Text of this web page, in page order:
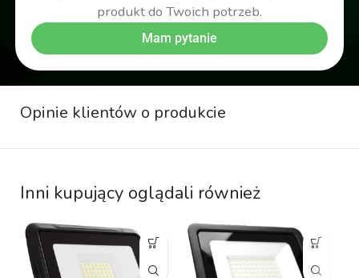
produkt do Twoich potrzeb.
Mam pytanie
Opinie klientów o produkcie
Inni kupujący oglądali również